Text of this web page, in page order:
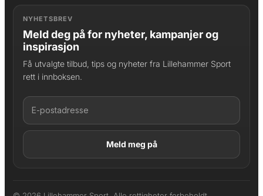
NYHETSBREV
Meld deg på for nyheter, kampanjer og
inspirasjon
Få utvalgte tilbud, tips og nyheter fra Lillehammer Sport
rett i innboksen.
LAGT I HANDLEKURV
Produktet er lagt til